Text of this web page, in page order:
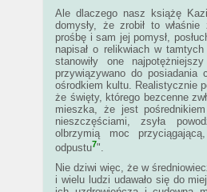
Ale dlaczego nasz książę
domysły, że zrobił to
prośbę i sam jej pomysł,
napisał o relikwiach w
stanowiły one
przywiązywano do posiadania
ośrodkiem kultu. Realistycznie
że święty, którego bezcenne
mieszka, że jest
nieszczęściami, zsyła
olbrzymią moc
odpustu7".
Nie dziwi więc, że w
i wielu ludzi udawało się do